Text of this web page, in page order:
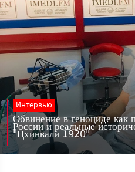
Интервью
Обвинение в геноциде как
России и реальные
"Цхинвали 1920"